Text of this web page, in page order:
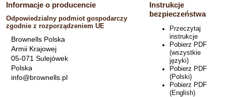
Informacje o producencie
Odpowiedzialny podmiot gospodarczy
zgodnie z rozporządzeniem UE
Brownells Polska
Armii Krajowej
05-071 Sulejówek
Polska
info@brownells.pl
Instrukcje
bezpieczeństwa
Przeczytaj
instrukcje
Pobierz PDF
(wszystkie
języki)
Pobierz PDF
(Polski)
Pobierz PDF
(English)